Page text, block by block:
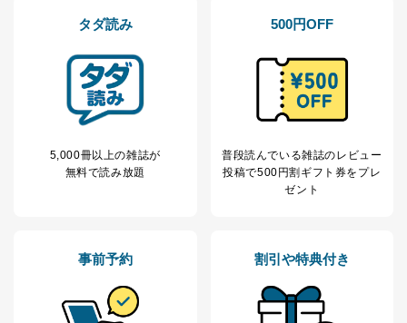
タダ読み
5,000冊以上の雑誌が
無料で読み放題
500円OFF
普段読んでいる雑誌のレビュー
投稿で500円割ギフト券をプレ
ゼント
事前予約 割引や特典付き